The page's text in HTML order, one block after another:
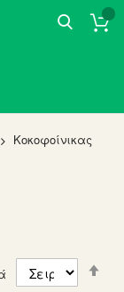
Κοκοφοίνικας